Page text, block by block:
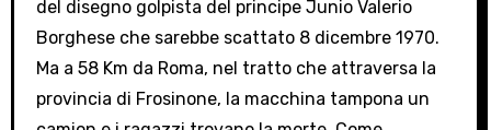
del disegno golpista del principe Junio Valerio
Borghese che sarebbe scattato 8 dicembre 1970.
Ma a 58 Km da Roma, nel tratto che attraversa la
provincia di Frosinone, la macchina tampona un